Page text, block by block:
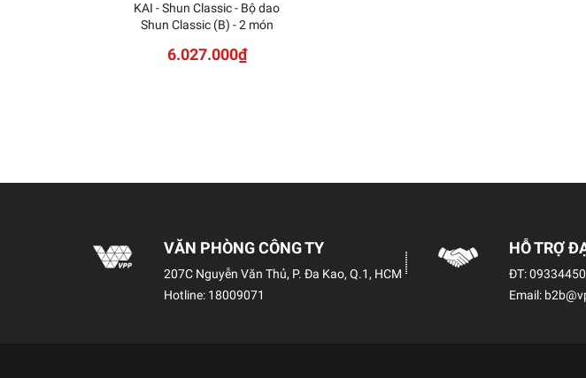
KAI - Shun Classic - Bộ dao
Shun Classic (B) - 2 món
6.027.000₫
VĂN PHÒNG CÔNG TY
207C Nguyễn Văn Thủ, P. Đa Kao, Q.1, HCM
Hotline: 18009071
HỖ TRỢ
ĐT:
Email: